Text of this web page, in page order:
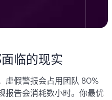
临的现实
虚假警报会占用团队 80%
报告会消耗数小时。你最优